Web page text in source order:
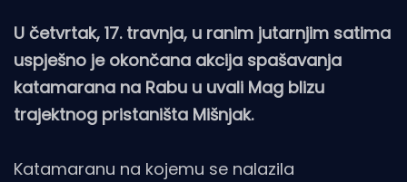
U četvrtak, 17. travnja, u ranim jutarnjim satima
uspješno je okončana akcija spašavanja
katamarana na Rabu u uvali Mag blizu
trajektnog pristaništa Mišnjak.
Katamaranu na kojemu se nalazila